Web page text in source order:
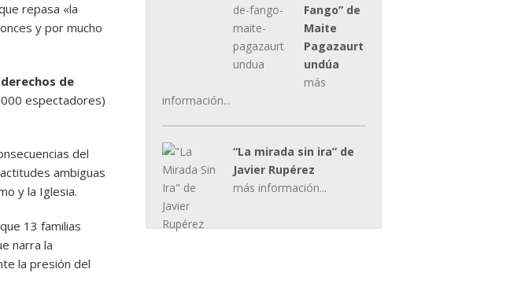
repasa «la
y por mucho
de
espectadores)
del
ambiguas
y la Iglesia.
13 familias
narra la
la presión del
Fango” de
Maite
Pagazaurt
undúa
más
información...
“La mirada sin ira” de
Javier Rupérez
más información...